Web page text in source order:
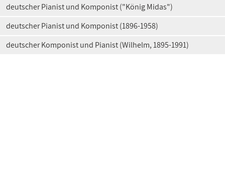
deutscher Pianist und Komponist ("König Midas")
deutscher Pianist und Komponist (1896-1958)
deutscher Komponist und Pianist (Wilhelm, 1895-1991)